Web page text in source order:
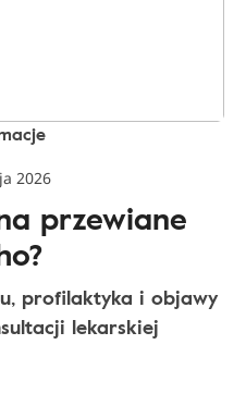
2026
przewiane
profilaktyka i objawy
lekarskiej